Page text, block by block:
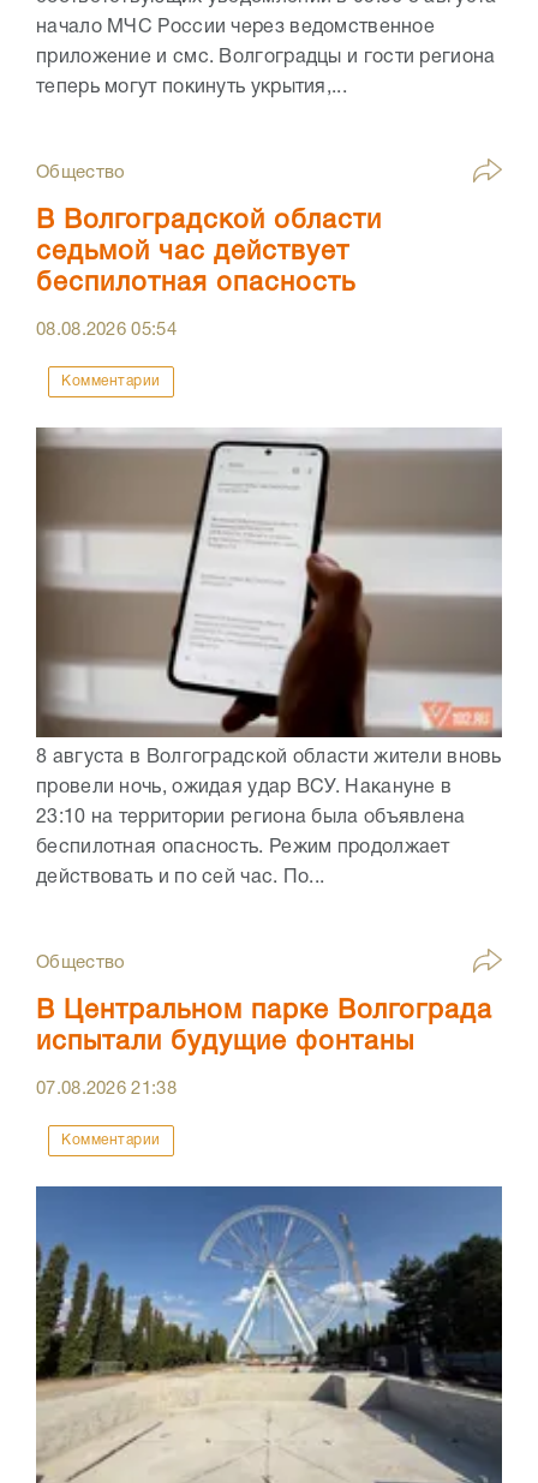
начало МЧС России через ведомственное
приложение и смс. Волгоградцы и гости региона
теперь могут покинуть укрытия,...
Общество
В Волгоградской области
седьмой час действует
беспилотная опасность
08.08.202605:54
Комментарии
8 августа в Волгоградской области жители вновь
провели ночь, ожидая удар ВСУ. Накануне в
23:10 на территории региона была объявлена
беспилотная опасность. Режим продолжает
действовать и по сей час. По...
Общество
В Центральном парке Волгограда
испытали будущие фонтаны
07.08.202621:38
Комментарии